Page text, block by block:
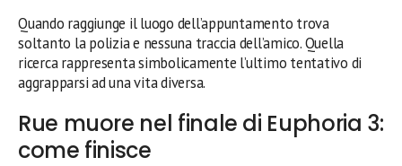
Quando raggiunge il luogo dell’appuntamento trova
soltanto la polizia e nessuna traccia dell’amico. Quella
ricerca rappresenta simbolicamente l’ultimo tentativo di
aggrapparsi ad una vita diversa.
Rue muore nel finale di Euphoria 3:
come finisce